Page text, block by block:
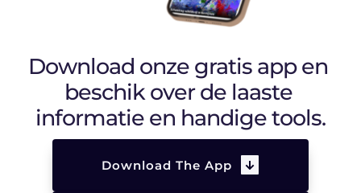
Download onze gratis app en
beschik over de laaste
informatie en handige tools.
Download The App